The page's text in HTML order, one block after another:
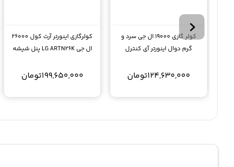
کولر گازی 19000 ال جی سرد و
گرم دوال اینورتر آی کنترل
124,630,000تومان
کولرگازی اینورتر آرت کول 26000
ال جی LG ARTN26K پنل شیشه
199,650,000تومان